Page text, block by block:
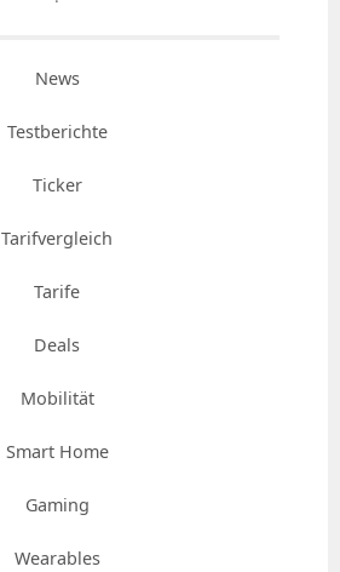
News
Testberichte
Ticker
Tarifvergleich
Tarife
Deals
Mobilität
Smart Home
Gaming
Wearables